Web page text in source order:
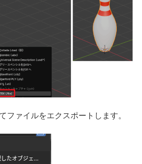
ファイルをエクスポートします。